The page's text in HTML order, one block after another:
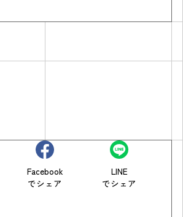
Facebook
でシェア
LINE
でシェア